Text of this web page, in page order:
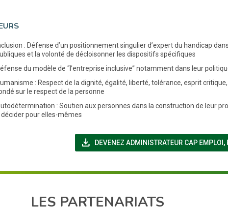
: Défense d’un positionnement singulier d’expert du handicap
et la volonté de décloisonner les dispositifs spécifiques
du modèle de “l’entreprise inclusive” notamment dans leur
: Respect de la dignité, égalité, liberté, tolérance, esprit
sur le respect de la personne
: Soutien aux personnes dans la construction de leur
décider pour elles-mêmes
file_download DEVENEZ ADMINISTRATEUR CAP EMPLOI ,
LES PARTENARIATS